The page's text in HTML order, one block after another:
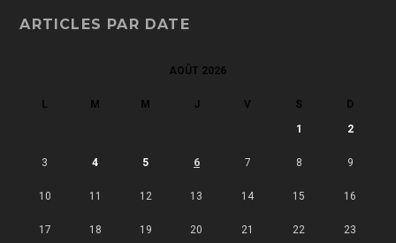
ARTICLES PAR DATE
AOÛT 2026
L M M J V S D
1 2
3 4 5 6 7 8 9
10 11 12 13 14 15 16
17 18 19 20 21 22 23